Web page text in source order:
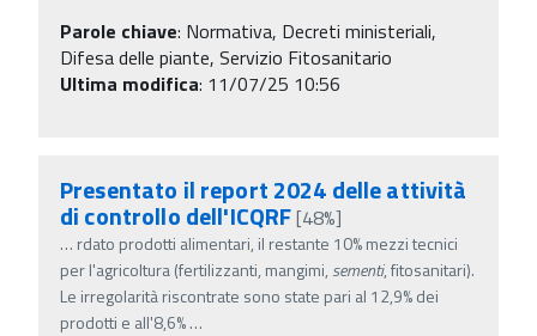
Parole chiave: Normativa, Decreti ministeriali,
Difesa delle piante, Servizio Fitosanitario
Ultima modifica: 11/07/25 10:56
Presentato il report 2024 delle attività
di controllo dell'ICQRF[48%]
… rdato prodotti alimentari, il restante 10% mezzi tecnici
per l'agricoltura (fertilizzanti, mangimi, sementi, fitosanitari).
Le irregolarità riscontrate sono state pari al 12,9% dei
prodotti e all'8,6%…